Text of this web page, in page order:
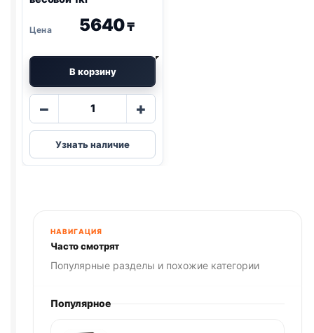
5640₸
В корзину
−
Количество
Pro-
Plan
сух.
весовой
1кг
+
Узнать наличие
НАВИГАЦИЯ
Часто смотрят
Популярные разделы и похожие категории
Популярное